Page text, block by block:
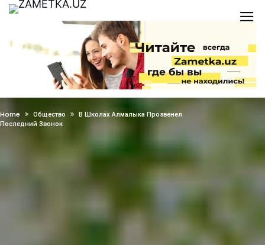
Home Общество
В Школах Алмалыка Прозвенел
Последний Звонок